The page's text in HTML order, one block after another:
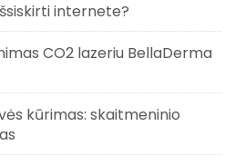
internete?
CO2 lazeriu BellaDerma
kūrimas: skaitmeninio